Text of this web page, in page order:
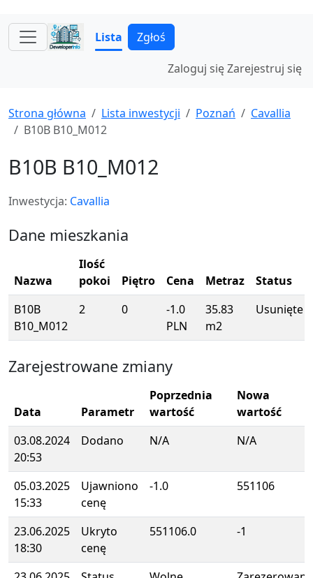
Lista Zgłoś
Zaloguj sięZarejestruj się
Strona główna Lista inwestycji Poznań
Cavallia
B10B B10_M012
B10B B10_M012
Inwestycja: Cavallia
Dane mieszkania
Nazwa
Ilość
pokoi
Piętro Cena Metraz
Status
B10B
B10_M012
2 0
-1.0
PLN
35.83
m2
Usunięte
Zarejestrowane zmiany
Data Parametr
Poprzednia
wartość
Nowa
wartość
03.08.2024
20:53
Dodano N/A N/A
05.03.2025
15:33
Ujawniono
cenę
-1.0 551106
23.06.2025
18:30
Ukryto
cenę
551106.0 -1